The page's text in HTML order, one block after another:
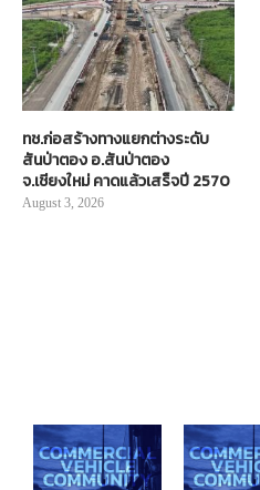
ทช.ก่อสร้างทางแยกต่างระดับ
สันป่าตอง อ.สันป่าตอง
จ.เชียงใหม่ คาดแล้วเสร็จปี 2570
August 3, 2026